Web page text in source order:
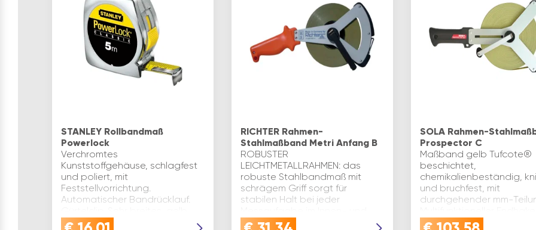
STANLEY Rollbandmaß
Powerlock
Verchromtes
Kunststoffgehäuse, schlagfest
und poliert, mit
Feststellvorrichtung.
Automatischer Bandrücklauf.
lackiertes Band mit
RICHTER Rahmen-
Stahlmaßband Metri Anfang B
ROBUSTER
LEICHTMETALLRAHMEN: das
robuste Stahlbandmaß mit
schrägem Griff sorgt für
stabilen Halt bei jeder
Außenbereich - für Profis die
SOLA Rahmen-
Prospector C
Maßband gelb Tufcote®
beschichtet,
chemikalienbeständig,
und bruchfest, mit
durchgehender mm-
Öse für Nägel, Kralle zur